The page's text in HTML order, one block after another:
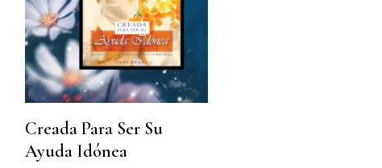
Creada Para Ser Su
Ayuda Idónea